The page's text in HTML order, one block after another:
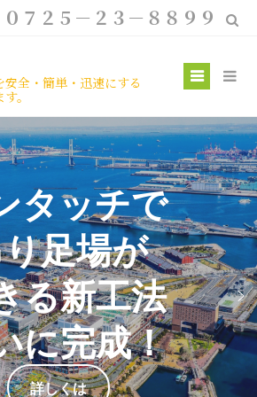
０７２５－２３－８８９９
全・簡単・迅速にする
。
タッチで
足場が
る新工法
に完成！
詳しくは
とコストを
カット！
所を選ばない
でも吊り足場」
詳しくは